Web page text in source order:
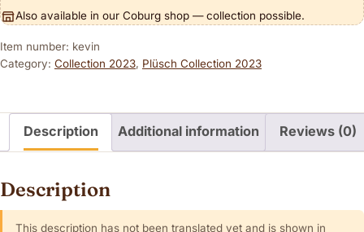
Also available in our Coburg shop — collection possible.
Item number: kevin
Category: Collection 2023, Plüsch Collection 2023
Description Additional information Reviews (0)
Description
This description has not been translated yet and is shown in